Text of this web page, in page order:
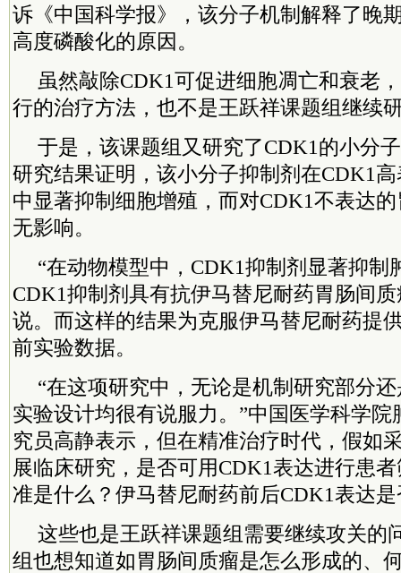
诉《中国科学报》，该分子机制解释了晚
高度磷酸化的原因。
虽然敲除CDK1可促进细胞凋亡和衰老
行的治疗方法，也不是王跃祥课题组继续
于是，该课题组又研究了CDK1的小分
研究结果证明，该小分子抑制剂在CDK1
中显著抑制细胞增殖，而对CDK1不表达
无影响。
“在动物模型中，CDK1抑制剂显著抑制
CDK1抑制剂具有抗伊马替尼耐药胃肠间
说。而这样的结果为克服伊马替尼耐药提
前实验数据。
“在这项研究中，无论是机制研究部分
实验设计均很有说服力。”中国医学科学
究员高静表示，但在精准治疗时代，假如
展临床研究，是否可用CDK1表达进行患
准是什么？伊马替尼耐药前后CDK1表达
这些也是王跃祥课题组需要继续攻关的
组也想知道如胃肠间质瘤是怎么形成的、